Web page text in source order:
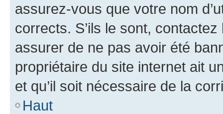
assurez-vous que votre nom
corrects. S’ils le sont,
assurer de ne pas avoir été
propriétaire du site internet ait
et qu’il soit nécessaire de la
Haut